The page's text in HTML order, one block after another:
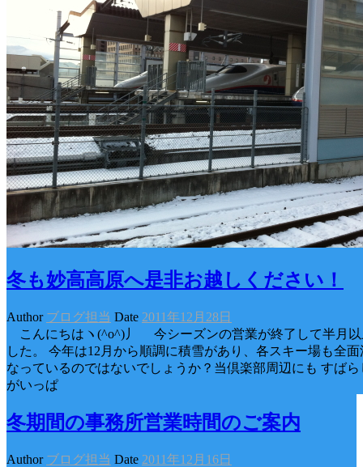
冬も妙高高原へ是非お越しください！
Author ブログ担当 Date 2011年12月28日
こんにちはヽ(^o^)丿 今シーズンの営業が終了して半月以
した。 今年は12月から順調に積雪があり、各スキー場も全
なっているのではないでしょうか？当倶楽部周辺にも すば
がいっぱ
冬期間の事務所営業時間のご案内
Author ブログ担当 Date 2011年12月16日